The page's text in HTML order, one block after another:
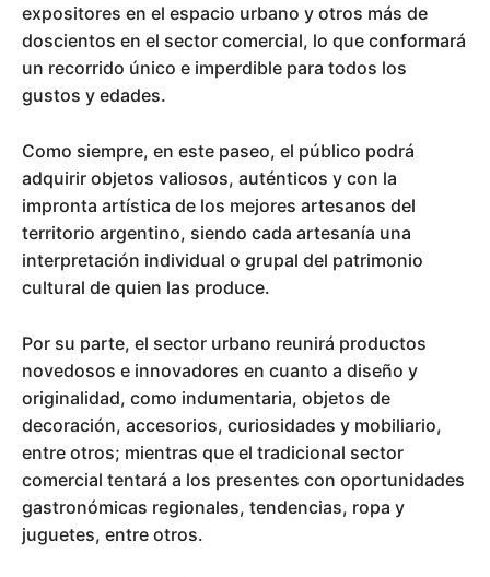
expositores en el espacio urbano y otros más de
doscientos en el sector comercial, lo que conformará
un recorrido único e imperdible para todos los
gustos y edades.
Como siempre, en este paseo, el público podrá
adquirir objetos valiosos, auténticos y con la
impronta artística de los mejores artesanos del
territorio argentino, siendo cada artesanía una
interpretación individual o grupal del patrimonio
cultural de quien las produce.
Por su parte, el sector urbano reunirá productos
novedosos e innovadores en cuanto a diseño y
originalidad, como indumentaria, objetos de
decoración, accesorios, curiosidades y mobiliario,
entre otros; mientras que el tradicional sector
comercial tentará a los presentes con oportunidades
gastronómicas regionales, tendencias, ropa y
juguetes, entre otros.